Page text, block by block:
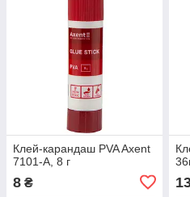
Клей-карандаш PVA Axent
7101-A, 8 г
8 ₴